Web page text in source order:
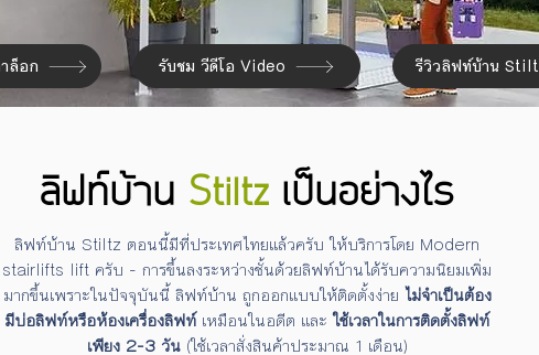
ล็อก รับชม วีดีโอ Video รีวิวลิฟท์บ้าน
ลิฟท์บ้าน Stiltz เป็นอย่างไร
ลิฟท์บ้าน Stiltz ตอนนี้มีที่ประเทศไทยแล้วครับ ให้บริการโดย Modern
stairlifts lift ครับ - การขึ้นลงระหว่างชั้นด้วยลิฟท์บ้านได้รับความนิยมเพิ่ม
มากขึ้นเพราะในปัจจุบันนี้ ลิฟท์บ้าน ถูกออกแบบให้ติดตั้งง่าย ไม่จำเป็นต้อง
มีบ่อลิฟท์หรือห้องเครื่องลิฟท์ เหมือนในอดีต และใช้เวลาในการติดตั้งลิฟท์
เพียง 2-3 วัน(ใช้เวลาสั่งสินค้าประมาณ 1 เดือน)